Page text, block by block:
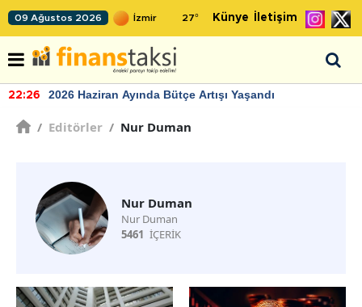
09 Ağustos 2026 27° Künye İletişim
22:26 2026 Haziran Ayında Bütçe Artışı Yaşandı
/ Editörler / Nur Duman
Nur Duman
Nur Duman
5461 İÇERİK